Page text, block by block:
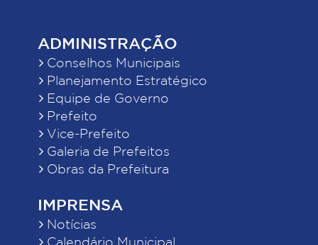
ADMINISTRAÇÃO
Conselhos Municipais
Planejamento Estratégico
Equipe de Governo
Prefeito
Vice-Prefeito
Galeria de Prefeitos
Obras da Prefeitura
IMPRENSA
Notícias
Calendário Municipal